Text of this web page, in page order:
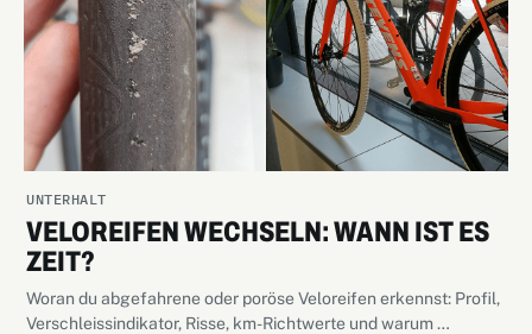
UNTERHALT
VELOREIFEN WECHSELN: WANN IST ES
ZEIT?
Woran du abgefahrene oder poröse Veloreifen erkennst: Profil,
Verschleissindikator, Risse, km-Richtwerte und warum …